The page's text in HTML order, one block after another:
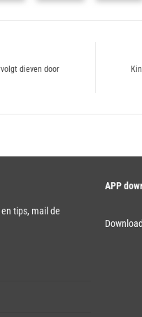
dieven door
tips, mail de
APP